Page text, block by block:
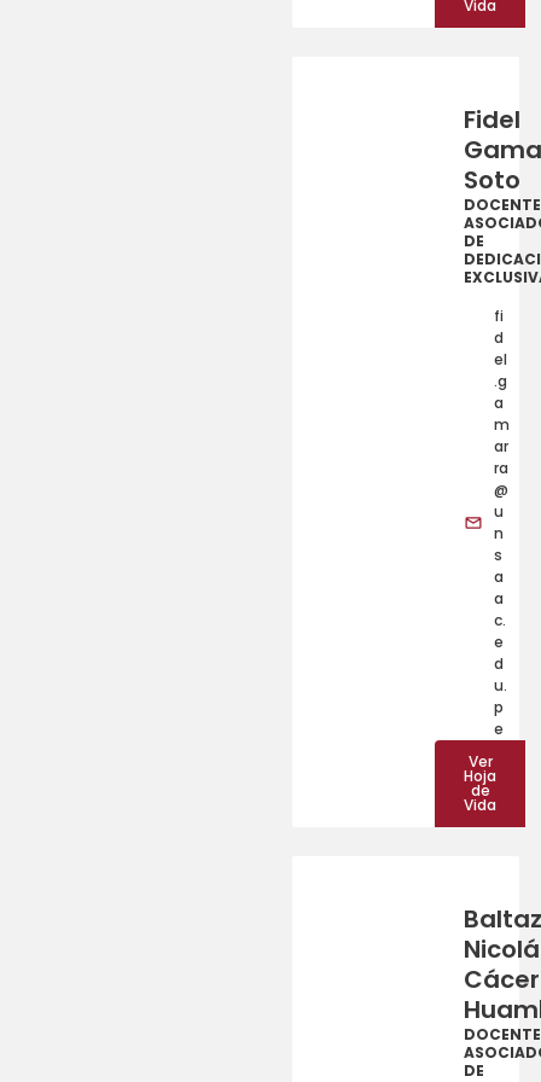
Vida
Fidel
Soto
DOCENTE
DE
fi
d
el
.g
a
m
ar
ra
@
u
n
s
a
a
c.
e
d
u.
p
e
Ver
Hoja
de
Vida
DOCENTE
DE